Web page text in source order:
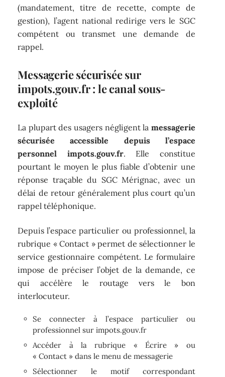
(mandatement, titre de recette, compte de
gestion), l’agent national redirige vers le SGC
compétent ou transmet une demande de
rappel.
Messagerie sécurisée sur
impots.gouv.fr : le canal sous-
exploité
La plupart des usagers négligent la messagerie
sécurisée accessible depuis l’espace
personnel impots.gouv.fr. Elle constitue
pourtant le moyen le plus fiable d’obtenir une
réponse traçable du SGC Mérignac, avec un
délai de retour généralement plus court qu’un
rappel téléphonique.
Depuis l’espace particulier ou professionnel, la
rubrique « Contact » permet de sélectionner le
service gestionnaire compétent. Le formulaire
impose de préciser l’objet de la demande, ce
qui accélère le routage vers le bon
interlocuteur.
Se connecter à l’espace particulier ou
professionnel sur impots.gouv.fr
Accéder à la rubrique « Écrire » ou
« Contact » dans le menu de messagerie
Sélectionner le motif correspondant